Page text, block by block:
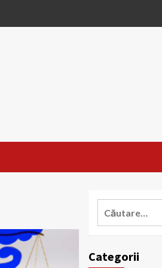
Categorii